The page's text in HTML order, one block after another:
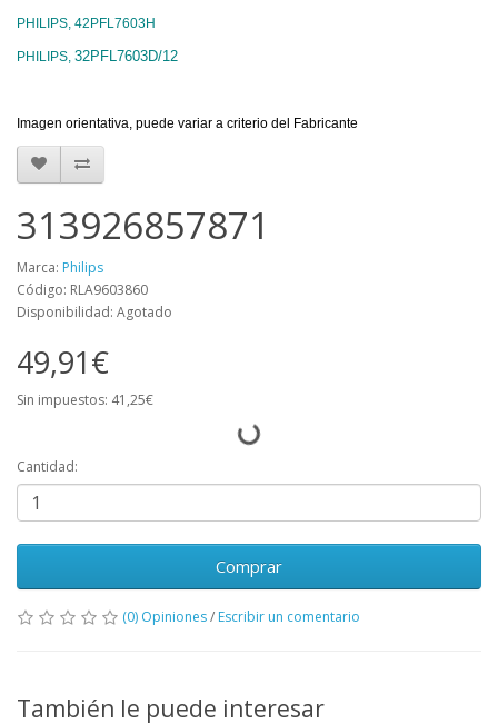
PHILIPS, 42PFL7603H
PHILIPS, 32PFL7603D/12
Imagen orientativa, puede variar a criterio del Fabricante
313926857871
Marca: Philips
Código: RLA9603860
Disponibilidad: Agotado
49,91€
Sin impuestos: 41,25€
Cantidad:
Comprar
(0) Opiniones/ Escribir un comentario
También le puede interesar